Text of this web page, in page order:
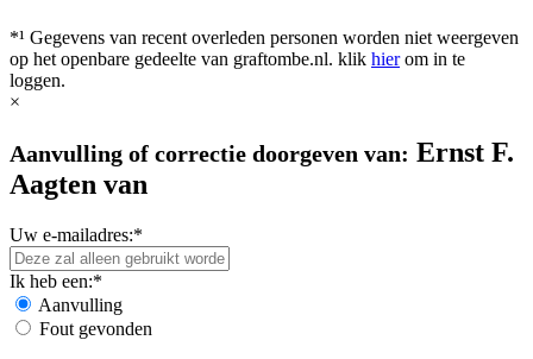
*¹ Gegevens van recent overleden personen worden niet weergeven
op het openbare gedeelte van graftombe.nl. klik hierom in te
loggen.
×
Aanvulling of correctie doorgeven van: Ernst F.
Aagten van
Uw e-mailadres:*
Ik heb een:*
Aanvulling
Fout gevonden